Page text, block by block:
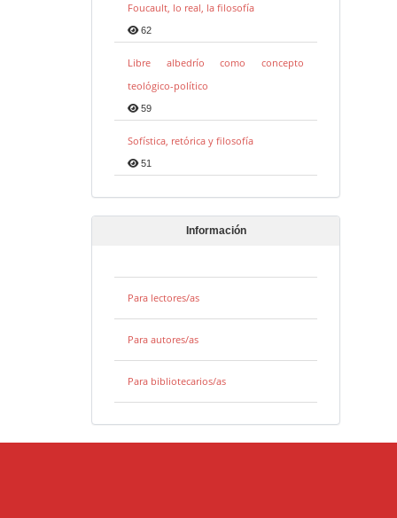
Foucault, lo real, la filosofía
62
Libre albedrío como concepto
teológico-político
59
Sofística, retórica y filosofía
51
Información
Para lectores/as
Para autores/as
Para bibliotecarios/as